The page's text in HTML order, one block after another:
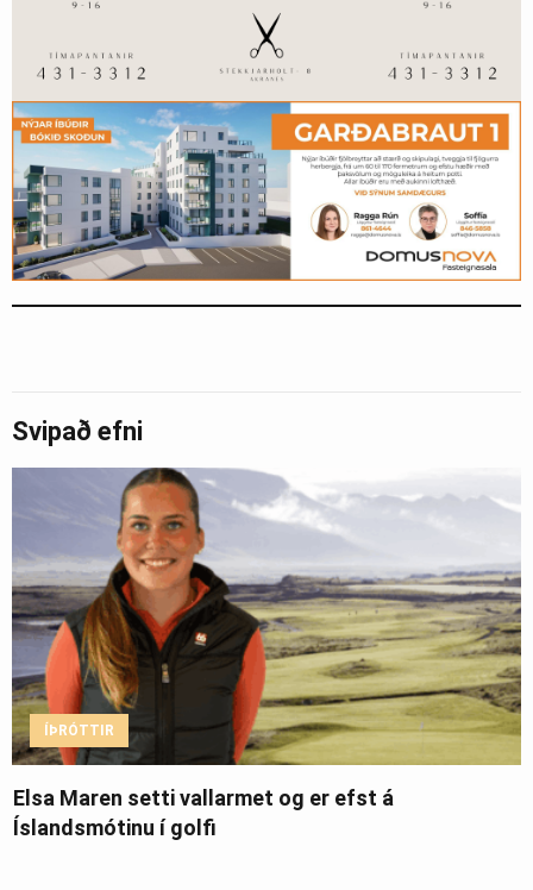
Svipað efni
ÍÞRÓTTIR
Elsa Maren setti vallarmet og er efst á
Íslandsmótinu í golfi